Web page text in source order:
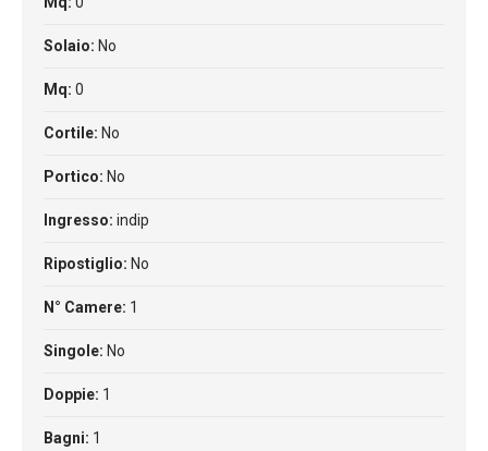
Solaio: No
Mq: 0
Cortile: No
Portico: No
Ingresso: indip
Ripostiglio: No
N° Camere: 1
Singole: No
Doppie: 1
Bagni: 1